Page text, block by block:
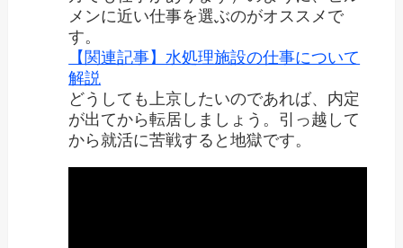
メンに近い仕事を選ぶのがオススメで
す。
【関連記事】水処理施設の仕事について
解説
どうしても上京したいのであれば、内定
が出てから転居しましょう。引っ越して
から就活に苦戦すると地獄です。